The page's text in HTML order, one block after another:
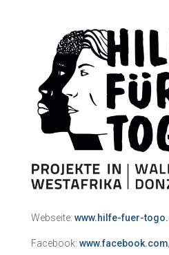
Webseite: www.hilfe-fuer-
Facebook: